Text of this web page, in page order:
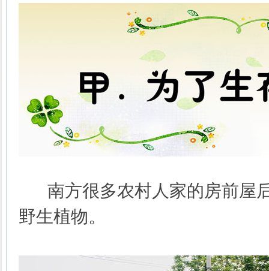
南方很多农村人家的房前屋
野生植物。